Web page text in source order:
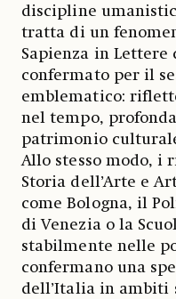
discipline
tratta di un
Sapienza in Lettere
confermato per il
emblematico:
nel tempo,
patrimonio
Allo stesso modo, i
Storia dell’Arte e
come Bologna, il
di Venezia o la
stabilmente nelle
confermano una
dell’Italia in ambiti